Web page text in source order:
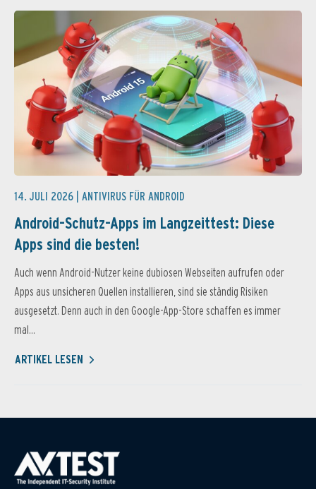
14. JULI 2026 | ANTIVIRUS FÜR ANDROID
Android-Schutz-Apps im Langzeittest: Diese
Apps sind die besten!
Auch wenn Android-Nutzer keine dubiosen Webseiten aufrufen oder
Apps aus unsicheren Quellen installieren, sind sie ständig Risiken
ausgesetzt. Denn auch in den Google-App-Store schaffen es immer
mal...
ARTIKEL LESEN